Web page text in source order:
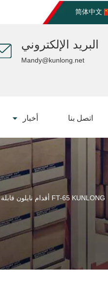
简体中文
البريد الإلكتروني
Mandy@kunlong.net
اتصل بنا أخبار
FT-65 KUNLONG أقدام نايلون قابلة للتعديل مضادة للاهتزاز